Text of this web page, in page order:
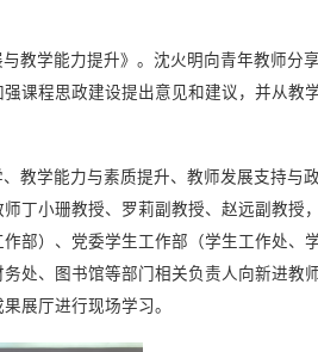
教学能力提升》。沈火明向青年教师分
课程思政建设提出意见和建议，并从教
教学能力与素质提升、教师发展支持与
丁小珊教授、罗莉副教授、赵远副教授
部）、党委学生工作部（学生工作处、
处、图书馆等部门相关负责人向新进教
展厅进行现场学习。